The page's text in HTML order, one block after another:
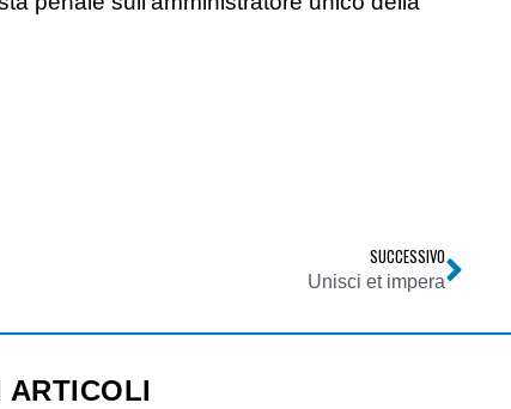
SUCCESSIVO
Unisci et impera
ARTICOLI